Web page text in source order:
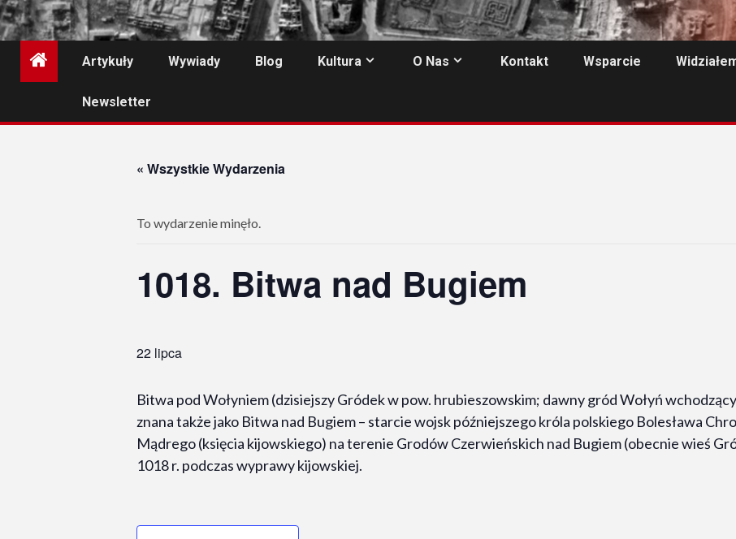
Artykuły Wywiady Blog Kultura O Nas Kontakt Wsparcie
Newsletter
« Wszystkie Wydarzenia
To wydarzenie minęło.
1018. Bitwa nad Bugiem
22 lipca
Bitwa pod Wołyniem (dzisiejszy Gródek w pow. hrubieszowskim; dawny gród Wołyń
znana także jako Bitwa nad Bugiem – starcie wojsk późniejszego króla polskiego Bolesława
Mądrego (księcia kijowskiego) na terenie Grodów Czerwieńskich nad Bugiem (obecnie wieś
1018 r. podczas wyprawy kijowskiej.